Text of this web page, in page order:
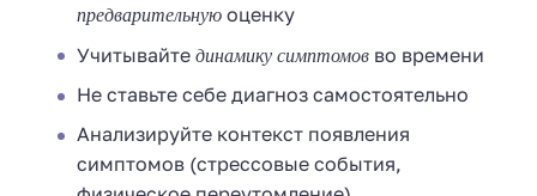
предварительную оценку
Учитывайте динамику симптомов во времени
Не ставьте себе диагноз самостоятельно
Анализируйте контекст появления
симптомов (стрессовые события,